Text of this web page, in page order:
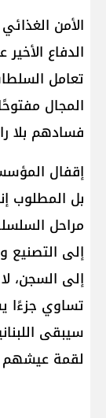
الأمن
الدفاع
تعامل
المجال
فسادهم بلا
إقفال
بل المطلوب
مراحل
إلى التصنيع
إلى السجن،
تساوي جزءًا
سيبقى
لقمة